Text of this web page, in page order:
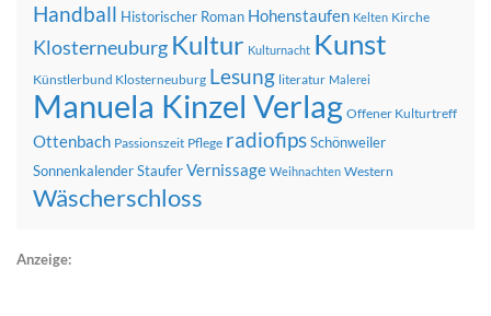
Handball Historischer Roman Hohenstaufen Kelten Kirche
Klosterneuburg Kultur Kulturnacht Kunst
Künstlerbund Klosterneuburg Lesung literatur Malerei
Manuela Kinzel Verlag Offener Kulturtreff
Ottenbach Passionszeit Pflege radiofipsSchönweiler
SonnenkalenderStauferVernissage Weihnachten Western
Wäscherschloss
Anzeige: